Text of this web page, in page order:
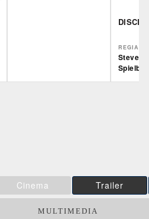
REGIA
Steven
Spielberg
Cinema Trailer
MULTIMEDIA